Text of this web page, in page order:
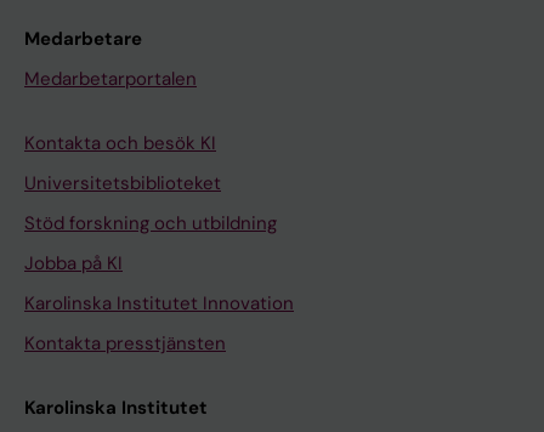
Medarbetare
Medarbetarportalen
Kontakta och besök KI
Universitetsbiblioteket
Stöd forskning och utbildning
Jobba på KI
Karolinska Institutet Innovation
Kontakta presstjänsten
Karolinska Institutet